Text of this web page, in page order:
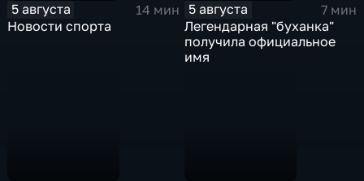
5 августа
14 мин
Новости спорта
5 августа
7 мин
Легендарная "буханка"
получила официальное
имя